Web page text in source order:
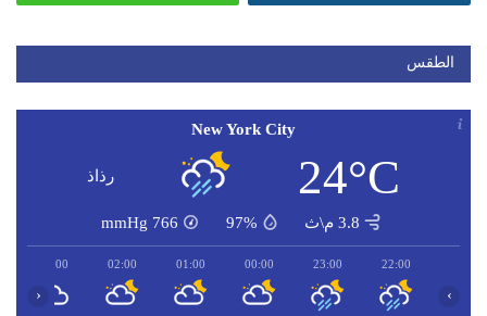
الطقس
New York City
24°C رذاذ
3.8 م\ث 97%
766
mmHg
22:00
23:00
00:00
01:00
02:00
03:00
‹ ›